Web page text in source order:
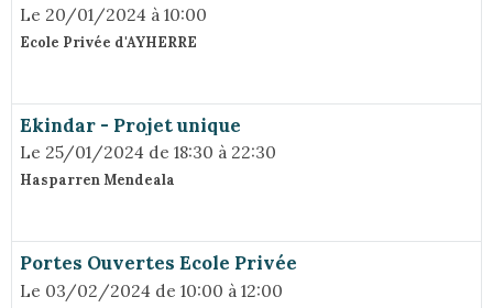
Le 20/01/2024 à 10:00
Ecole Privée d'AYHERRE
Ekindar - Projet unique
Le 25/01/2024 de 18:30 à 22:30
Hasparren Mendeala
Portes Ouvertes Ecole Privée
Le 03/02/2024 de 10:00 à 12:00